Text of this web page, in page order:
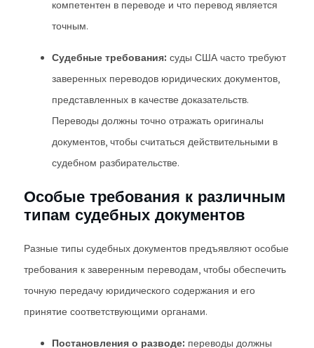
компетентен в переводе и что перевод является
точным.
Судебные требования: суды США часто требуют
заверенных переводов юридических документов,
представленных в качестве доказательств.
Переводы должны точно отражать оригиналы
документов, чтобы считаться действительными в
судебном разбирательстве.
Особые требования к различным
типам судебных документов
Разные типы судебных документов предъявляют особые
требования к заверенным переводам, чтобы обеспечить
точную передачу юридического содержания и его
принятие соответствующими органами.
Постановления о разводе: переводы должны